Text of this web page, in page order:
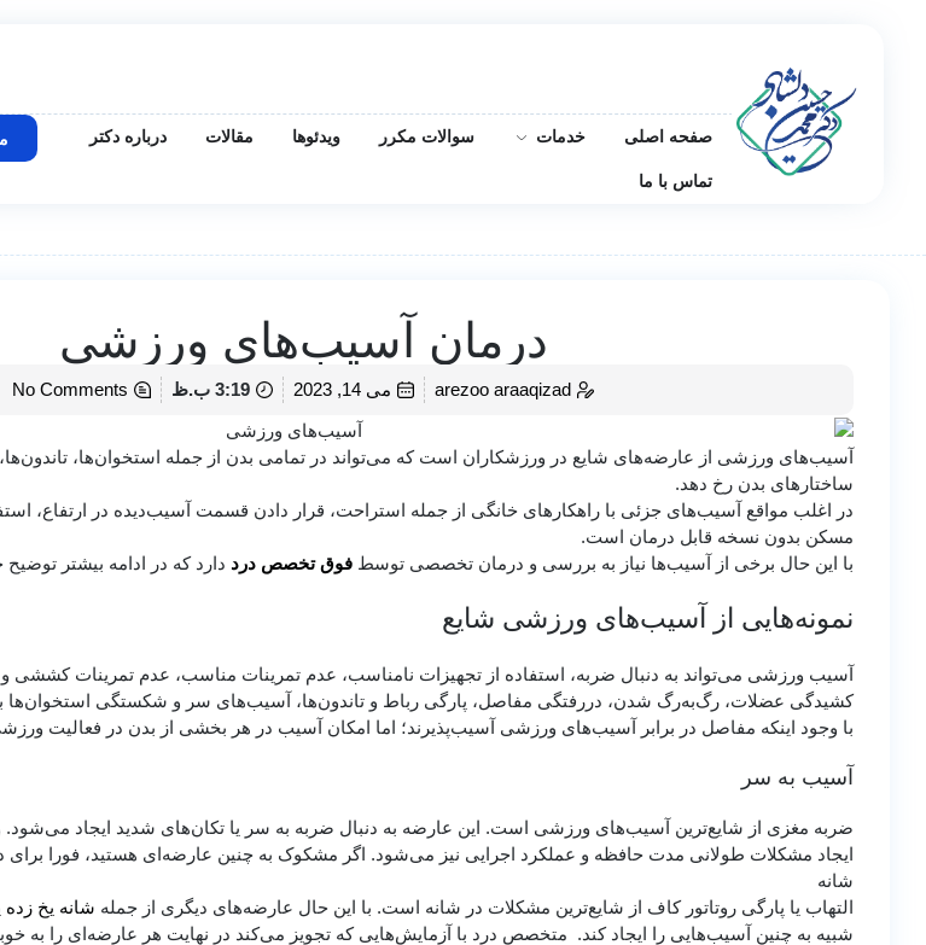
صفحه اصلی خدمات سوالات مکرر ویدئوها مقالات درباره دکتر
تماس با ما
درمان آسیب‌های ورزشی
arezoo araaqizad می 14, 2023 3:19 ب.ظ No Comments
آسیب‌های ورزشی از عارضه‌های شایع در ورزشکاران است که می‌تواند در تمامی بدن از جمله استخوان‌ها، تاندون‌ها،
ساختارهای بدن رخ دهد.
در اغلب مواقع آسیب‌های جزئی با راهکارهای خانگی از جمله استراحت، قرار دادن قسمت آسیب‌دیده در ارتفاع،
مسکن بدون نسخه قابل درمان است.
با این حال برخی از آسیب‌ها نیاز به بررسی و درمان تخصصی توسط فوق تخصص درد دارد که در ادامه بیشتر توضیح
نمونه‌هایی از آسیب‌های ورزشی شایع
آسیب ورزشی می‌تواند به دنبال ضربه، استفاده از تجهیزات نامناسب، عدم تمرینات مناسب، عدم تمرینات
کشیدگی عضلات، رگ‌به‌رگ شدن، دررفتگی مفاصل، پارگی رباط و تاندون‌ها، آسیب‌های سر و شکستگی استخوان‌ها
با وجود اینکه مفاصل در برابر آسیب‌های ورزشی آسیب‌پذیرند؛ اما امکان آسیب در هر بخشی از بدن در فعالیت
آسیب به سر
ضربه مغزی از شایع‌ترین آسیب‌های ورزشی است. این عارضه به دنبال ضربه به سر یا تکان‌های شدید ایجاد
ایجاد مشکلات طولانی مدت حافظه و عملکرد اجرایی نیز می‌شود. اگر مشکوک به چنین عارضه‌ای هستید، فورا برای
شانه
التهاب یا پارگی روتاتور کاف از شایع‌ترین مشکلات در شانه است. با این حال عارضه‌های دیگری از جمله شانه یخ زده
شبیه به چنین آسیب‌هایی را ایجاد کند. متخصص درد با آزمایش‌هایی که تجویز می‌کند در نهایت هر عارضه‌ای را به